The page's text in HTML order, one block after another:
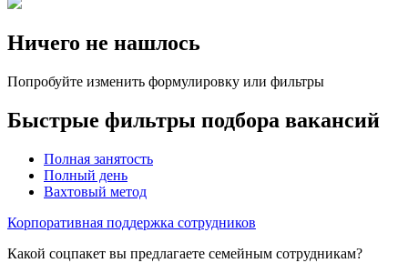
Ничего не нашлось
Попробуйте изменить формулировку или фильтры
Быстрые фильтры подбора вакансий
Полная занятость
Полный день
Вахтовый метод
Корпоративная поддержка сотрудников
Какой соцпакет вы предлагаете семейным сотрудникам?